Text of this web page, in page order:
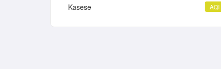
Kasese AQI